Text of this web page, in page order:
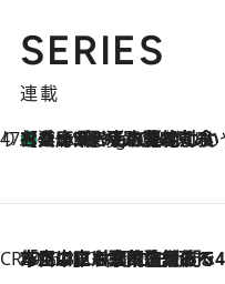
SERIES
連載
47都道府県の手みやげ ひんやりスイーツで夏を満喫
1 Hour Ago
【兵庫県】この夏絶対食べたい 冷やしておいしいおやつ3選 淡路島の恵みをジェラートに集約
CREA'S CHOICE
2026.8.7
「立川にも歌舞伎があるんだよ」 片岡仁左衛門・市川中車ら豪華座組みで4年目の立川立飛歌舞伎へ